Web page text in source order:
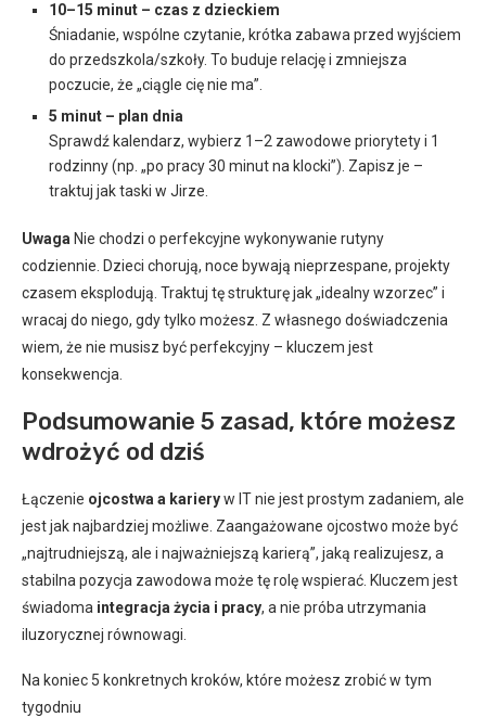
10–15 minut – czas z dzieckiem
Śniadanie, wspólne czytanie, krótka zabawa przed wyjściem
do przedszkola/szkoły. To buduje relację i zmniejsza
poczucie, że „ciągle cię nie ma”.
5 minut – plan dnia
Sprawdź kalendarz, wybierz 1–2 zawodowe priorytety i 1
rodzinny (np. „po pracy 30 minut na klocki”). Zapisz je –
traktuj jak taski w Jirze.
Uwaga Nie chodzi o perfekcyjne wykonywanie rutyny
codziennie. Dzieci chorują, noce bywają nieprzespane, projekty
czasem eksplodują. Traktuj tę strukturę jak „idealny wzorzec” i
wracaj do niego, gdy tylko możesz. Z własnego doświadczenia
wiem, że nie musisz być perfekcyjny – kluczem jest
konsekwencja.
Podsumowanie 5 zasad, które możesz
wdrożyć od dziś
Łączenie ojcostwa a karieryw IT nie jest prostym zadaniem, ale
jest jak najbardziej możliwe. Zaangażowane ojcostwo może być
„najtrudniejszą, ale i najważniejszą karierą”, jaką realizujesz, a
stabilna pozycja zawodowa może tę rolę wspierać. Kluczem jest
świadoma integracja życia i pracy, a nie próba utrzymania
iluzorycznej równowagi.
Na koniec 5 konkretnych kroków, które możesz zrobić w tym
tygodniu